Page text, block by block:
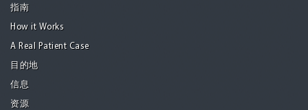
指南
How it Works
A Real Patient Case
目的地
信息
资源